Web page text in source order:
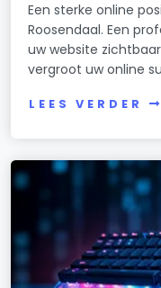
Een sterke online
Roosendaal. Een
uw website
vergroot uw online
LEES VERDER